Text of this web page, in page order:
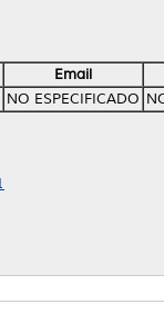
Email
NO ESPECIFICADO